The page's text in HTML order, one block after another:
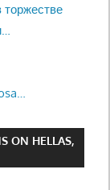
торжестве
ON HELLAS,